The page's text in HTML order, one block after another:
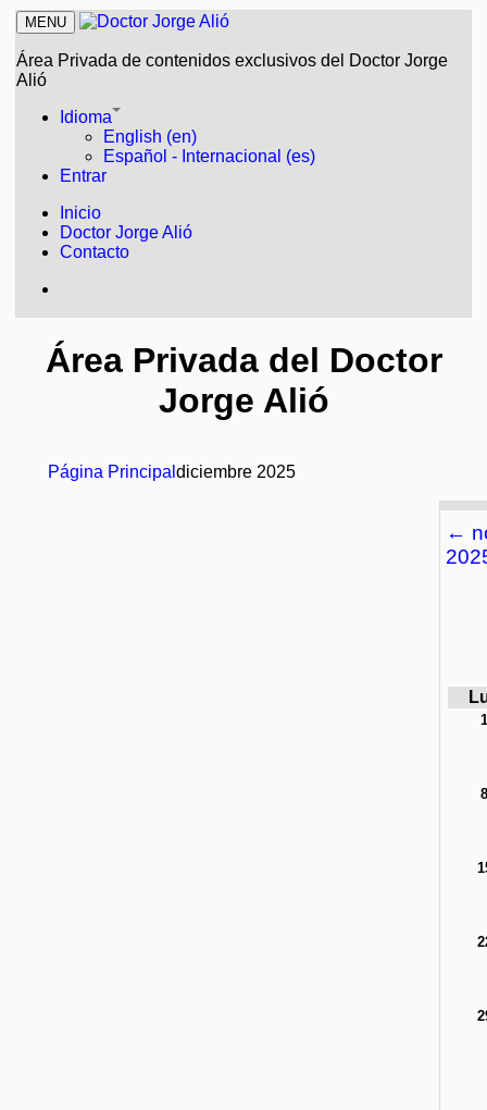
MENU
Área Privada de contenidos exclusivos del Doctor Jorge
Alió
Idioma
English (en)
Español - Internacional (es)
Entrar
Inicio
Doctor Jorge Alió
Contacto
Área Privada del Doctor
Jorge Alió
Página Principal diciembre 2025
←
1
8